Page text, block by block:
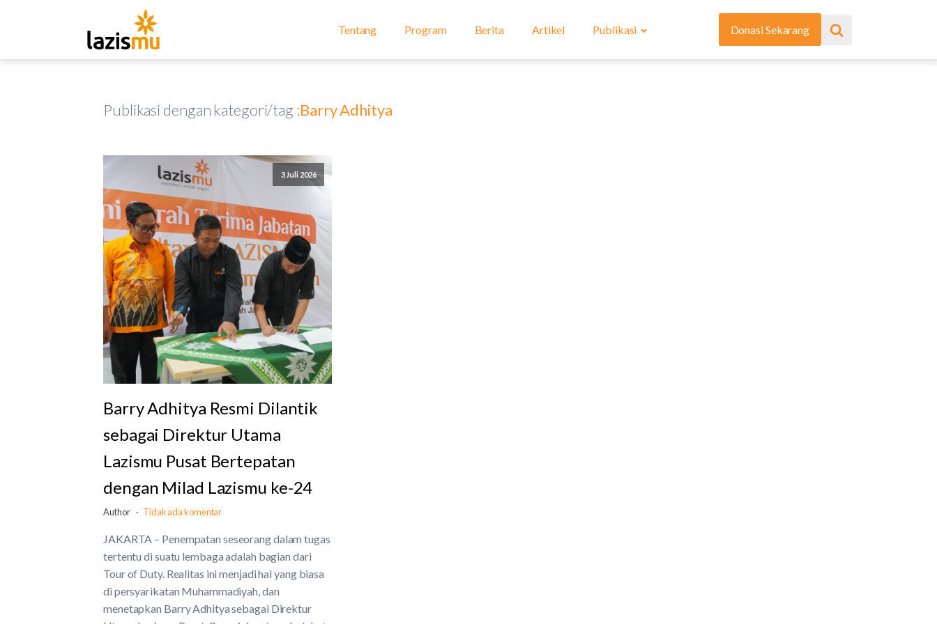
Tentang Program Berita Artikel Publikasi Donasi Sekarang
Publikasi dengan kategori/tag :Barry Adhitya
3 Juli 2026
Barry Adhitya Resmi Dilantik
sebagai Direktur Utama
Lazismu Pusat Bertepatan
dengan Milad Lazismu ke-24
Author Tidak ada komentar
JAKARTA – Penempatan seseorang dalam tugas
tertentu di suatu lembaga adalah bagian dari
Tour of Duty. Realitas ini menjadi hal yang biasa
di persyarikatan Muhammadiyah, dan
menetapkan Barry Adhitya sebagai Direktur